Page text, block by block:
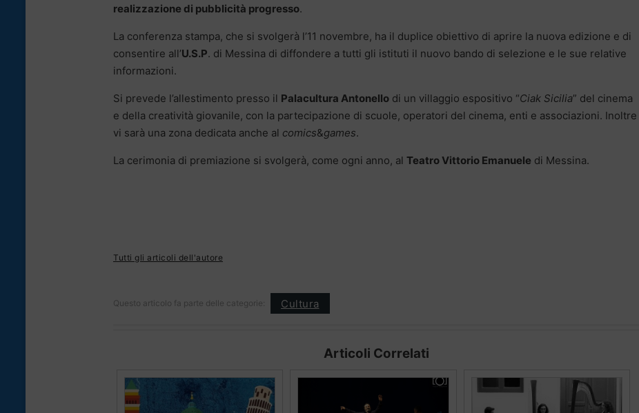
realizzazione di pubblicità progresso.
La conferenza stampa, che si svolgerà l’11 novembre, ha il duplice obiettivo di aprire la nuova edizione e di
consentire all’U.S.P. di Messina di diffondere a tutti gli istituti il nuovo bando di selezione e le sue relative
informazioni.
Si prevede l’allestimento presso il Palacultura Antonello di un villaggio espositivo “Ciak Sicilia” del cinema
e della creatività giovanile, con la partecipazione di scuole, operatori del cinema, enti e associazioni. Inoltre
vi sarà una zona dedicata anche al comics&games.
La cerimonia di premiazione si svolgerà, come ogni anno, al Teatro Vittorio Emanuele di Messina.
Tutti gli articoli dell'autore
Questo articolo fa parte delle categorie: Cultura
Articoli Correlati